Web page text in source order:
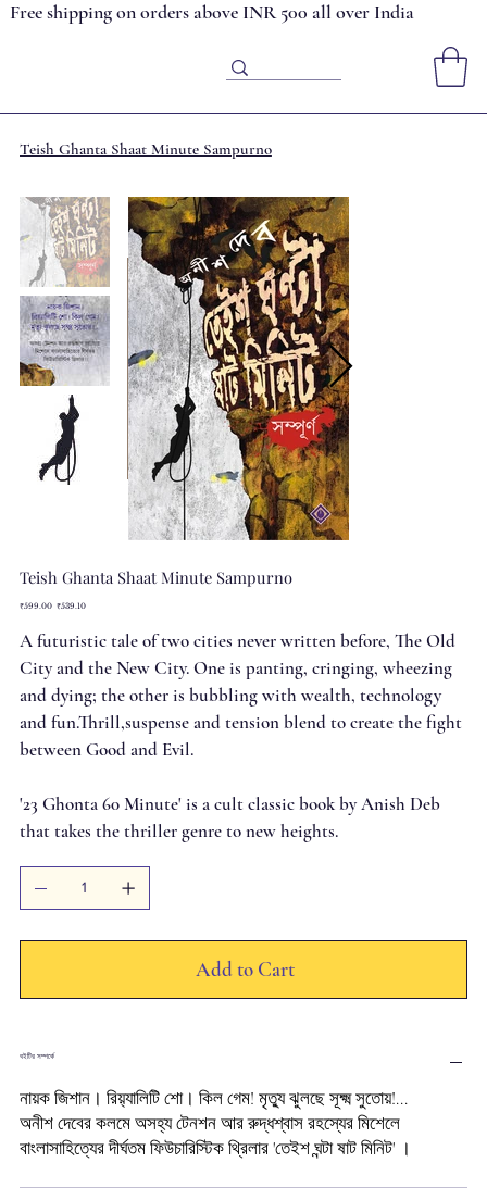
Free shipping on orders above INR 500 all over India
Teish Ghanta Shaat Minute Sampurno
Teish Ghanta Shaat Minute Sampurno
Original
₹599.00 Sale
₹539.10
A futuristic tale of two cities never written before, The Old
City and the New City. One is panting, cringing, wheezing
and dying; the other is bubbling with wealth, technology
and fun.Thrill,suspense and tension blend to create the fight
between Good and Evil.
'23 Ghonta 60 Minute' is a cult classic book by Anish Deb
that takes the thriller genre to new heights.
Add to Cart
বইটির সম্পর্কে
নায়ক জিশান। রিয়‍্যালিটি শো। কিল গেম! মৃত্যু ঝুলছে সূক্ষ্ম সুতোয়!...
অনীশ দেবের কলমে অসহ্য টেনশন আর রুদ্ধশ্বাস রহস্যের মিশেলে
বাংলাসাহিত্যের দীর্ঘতম ফিউচারিস্টিক থ্রিলার 'তেইশ ঘন্টা ষাট মিনিট' ।